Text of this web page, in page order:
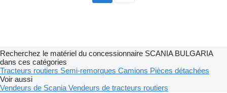
Recherchez le matériel du concessionnaire SCANIA BULGARIA
dans ces catégories
Tracteurs routiers Semi-remorques Camions Pièces détachées
Voir aussi
Vendeurs de Scania Vendeurs de tracteurs routiers